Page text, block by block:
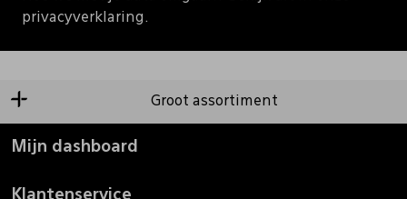
privacyverklaring.
Groot assortiment
Mijn dashboard
Klantenservice